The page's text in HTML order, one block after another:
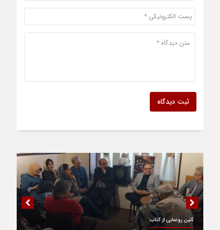
ثبت دیدگاه
آئین رونمایی از کتاب: